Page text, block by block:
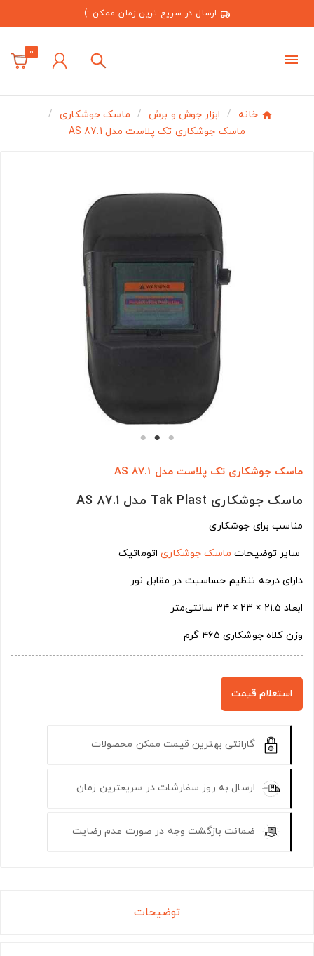
ارسال در سریع ترین زمان ممکن :)
0
خانه ابزار جوش و برش
ماسک جوشکاری
ماسک جوشکاری تک پلاست مدل AS 87.1
ماسک جوشکاری تک پلاست مدل AS 87.1
ماسک جوشکاری Tak Plast مدل AS 87.1
مناسب برای جوشکاری
سایر توضیحات ماسک جوشکاریاتوماتیک
دارای درجه تنظیم حساسیت در مقابل نور
ابعاد ۲۱.۵ × ۲۳ × ۳۴ سانتی‌متر
وزن کلاه جوشکاری ۴۶۵ گرم
استعلام قیمت
گارانتی بهترین قیمت ممکن محصولات
ارسال به روز سفارشات در سریعترین زمان
ضمانت بازگشت وجه در صورت عدم رضایت
توضیحات